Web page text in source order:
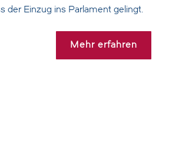
der Einzug ins Parlament gelingt.
Mehr erfahren